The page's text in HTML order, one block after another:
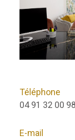
Téléphone
04 91 32 00 98
E-mail